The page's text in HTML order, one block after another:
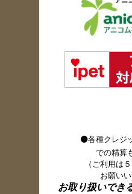
⚫各種クレジ
での精算
（ご利用は
お願いい
お取り扱いでき